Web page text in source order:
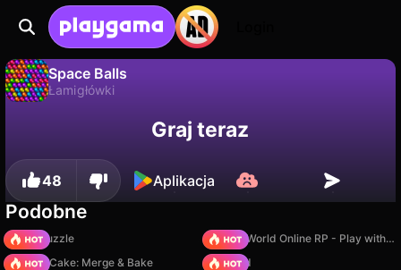
Space Balls
Łamigłówki
Zapisz postępy! Nie
Graj teraz
48 Aplikacja
Podobne
Arrow Puzzle
Sprunki World Online RP - Play with Friends!
Piece of Cake: Merge & Bake
TB World